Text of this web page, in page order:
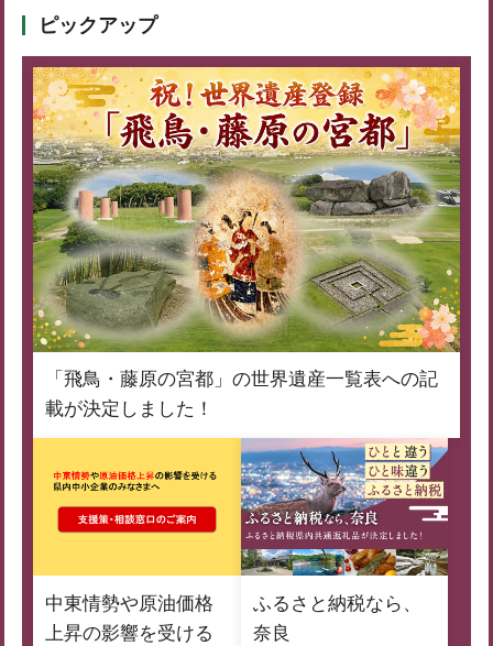
ピックアップ
「飛鳥・藤原の宮都」の世界遺産一覧表への記
載が決定しました！
中東情勢や原油価格
上昇の影響を受ける
ふるさと納税なら、
奈良